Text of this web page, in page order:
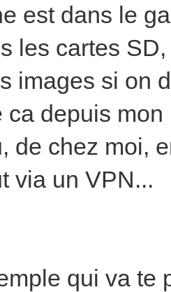
est dans le
les cartes
images si on
ca depuis
de chez moi,
via un VPN...
qui va te